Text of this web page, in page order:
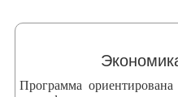
Программа